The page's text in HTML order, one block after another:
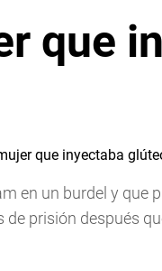
que
en un burdel y que
de prisión después